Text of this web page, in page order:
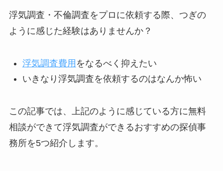
浮気調査・不倫調査をプロに依頼する際、つぎの
ように感じた経験はありませんか？
浮気調査費用 をなるべく抑えたい
いきなり浮気調査を依頼するのはなんか怖い
この記事では、上記のように感じている方に無料
相談ができて浮気調査ができるおすすめの探偵事
務所を5つ紹介します。